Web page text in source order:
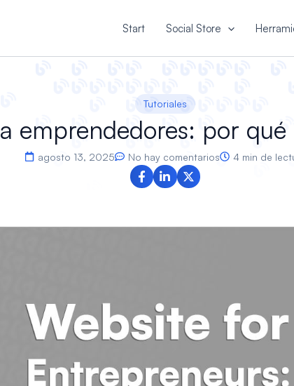
Start Social Store
Tutoriales
emprendedores: por
agosto 13, 2025 No hay comentarios 4 min de